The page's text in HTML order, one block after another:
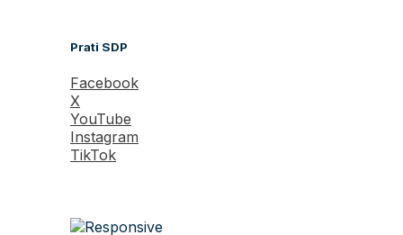
Prati SDP
Facebook
X
YouTube
Instagram
TikTok